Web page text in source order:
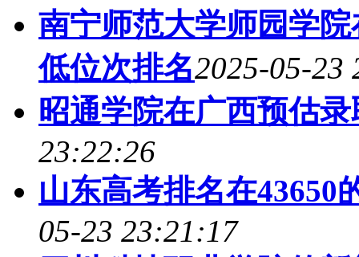
南宁师范大学师园学
低位次排名2025-05-23
昭通学院在广西预估
23:22:26
山东高考排名在43650
05-23 23:21:17